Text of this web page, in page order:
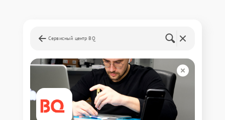
Сервисный центр BQ